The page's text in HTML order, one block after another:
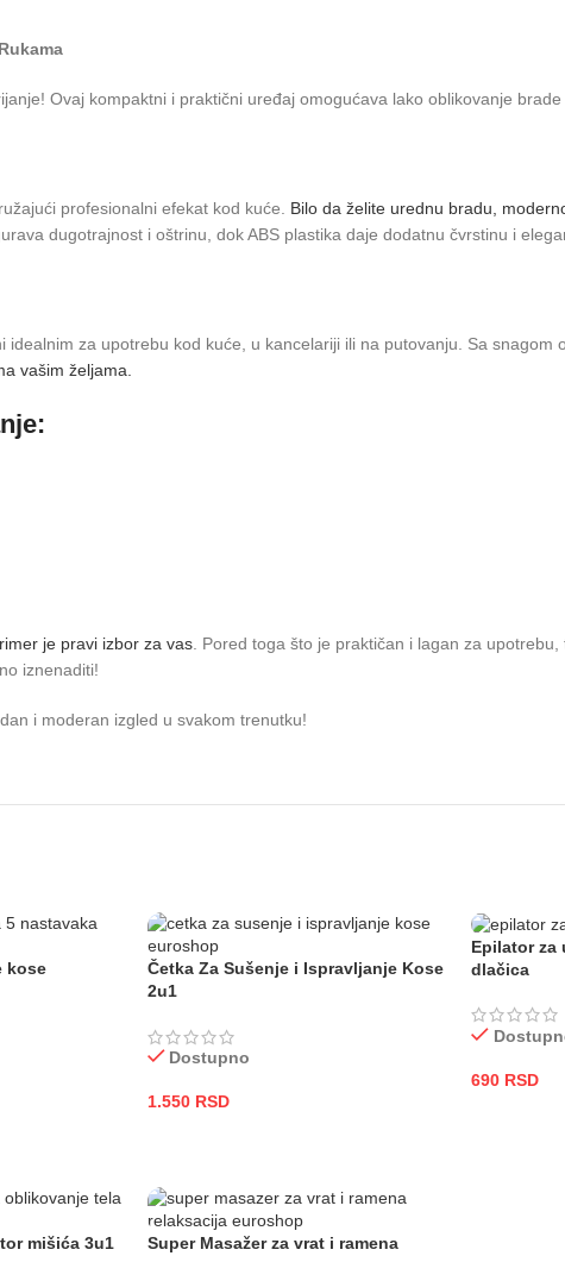
Ovaj kompaktni i praktični uređaj omogućava lako oblikovanje
profesionalni efekat kod kuće. Bilo da želite urednu bradu,
dugotrajnost i oštrinu, dok ABS plastika daje dodatnu čvrstinu i
za upotrebu kod kuće, u kancelariji ili na putovanju. Sa snagom
vašim željama.
je pravi izbor za vas. Pored toga što je praktičan i lagan za
iznenaditi!
i moderan izgled u svakom trenutku!
kose
Četka Za Sušenje i Ispravljanje Kose
2u1
Dostupno
1.550 RSD
Epilator za
dlačica
690 RSD
mišića 3u1 Super Masažer za vrat i ramena